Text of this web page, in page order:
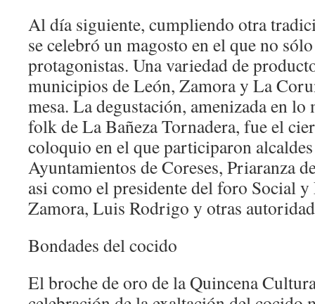
Al día siguiente, cumpliendo otra
se celebró un magosto en el que no
protagonistas. Una variedad de
municipios de León, Zamora y La
mesa. La degustación, amenizada en
folk de La Bañeza Tornadera, fue el
coloquio en el que participaron
Ayuntamientos de Coreses, Priaranza
asi como el presidente del foro Social
Zamora, Luis Rodrigo y otras
Bondades del cocido
El broche de oro de la Quincena